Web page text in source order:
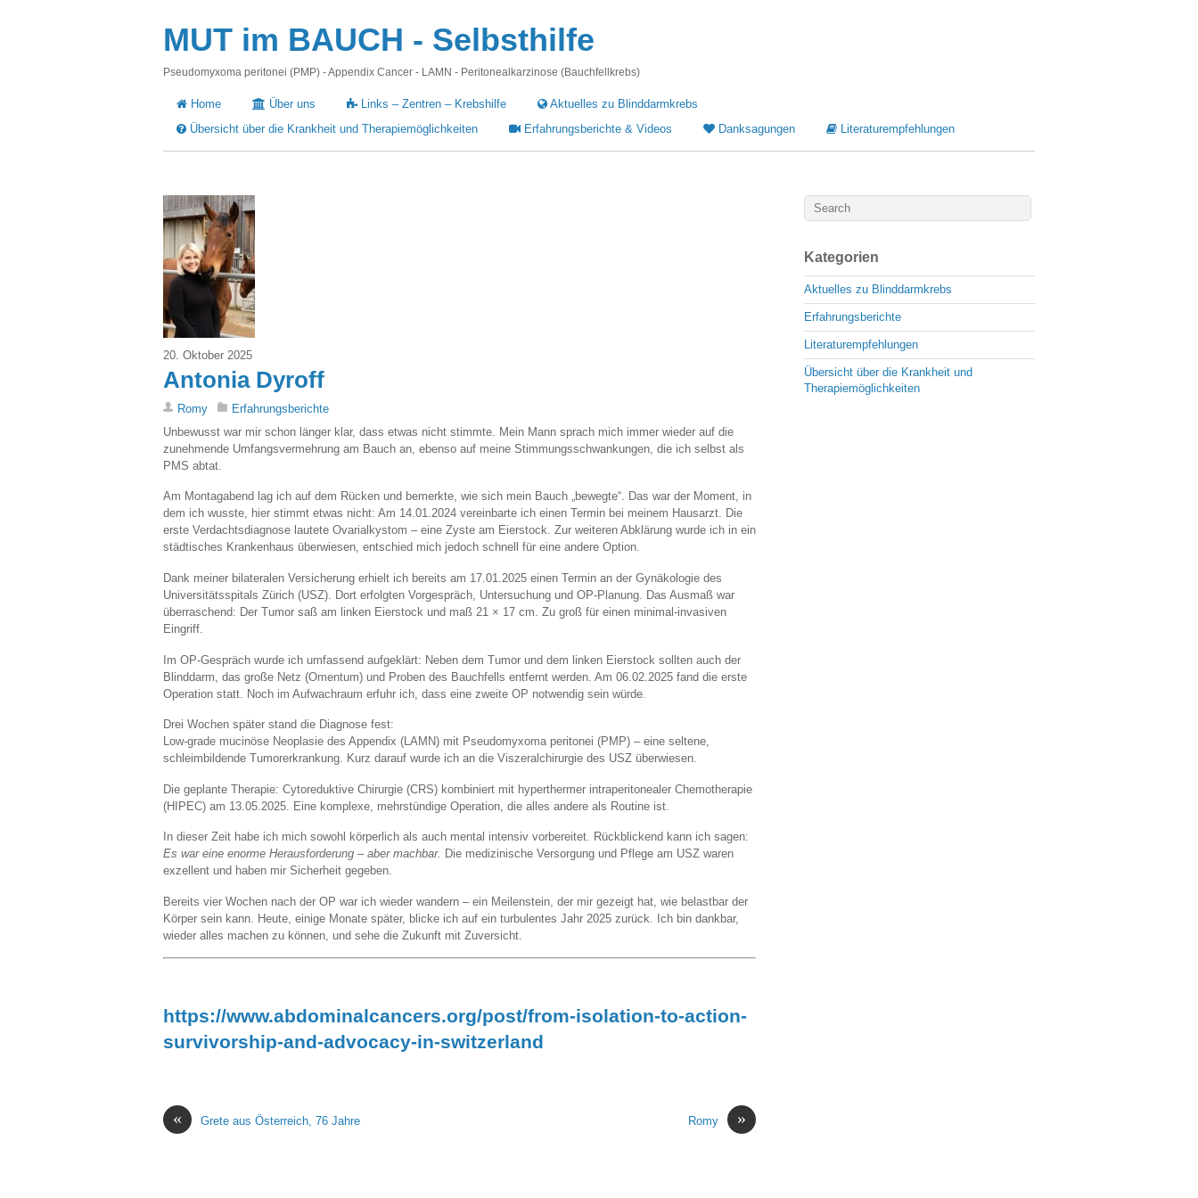
MUT im BAUCH - Selbsthilfe
Pseudomyxoma peritonei (PMP) - Appendix Cancer - LAMN - Peritonealkarzinose (Bauchfellkrebs)
Home Über uns Links – Zentren – Krebshilfe
Aktuelles zu Blinddarmkrebs
Übersicht über die Krankheit und Therapiemöglichkeiten
Erfahrungsberichte & Videos Danksagungen Literaturempfehlungen
20. Oktober 2025
Antonia Dyroff
Romy
Erfahrungsberichte
Unbewusst war mir schon länger klar, dass etwas nicht stimmte. Mein Mann sprach mich immer wieder auf die
zunehmende Umfangsvermehrung am Bauch an, ebenso auf meine Stimmungsschwankungen, die ich selbst als
PMS abtat.
Am Montagabend lag ich auf dem Rücken und bemerkte, wie sich mein Bauch „bewegte“. Das war der Moment, in
dem ich wusste, hier stimmt etwas nicht: Am 14.01.2024 vereinbarte ich einen Termin bei meinem Hausarzt. Die
erste Verdachtsdiagnose lautete Ovarialkystom – eine Zyste am Eierstock. Zur weiteren Abklärung wurde ich in ein
städtisches Krankenhaus überwiesen, entschied mich jedoch schnell für eine andere Option.
Dank meiner bilateralen Versicherung erhielt ich bereits am 17.01.2025 einen Termin an der Gynäkologie des
Universitätsspitals Zürich (USZ). Dort erfolgten Vorgespräch, Untersuchung und OP-Planung. Das Ausmaß war
überraschend: Der Tumor saß am linken Eierstock und maß 21 × 17 cm. Zu groß für einen minimal-invasiven
Eingriff.
Im OP-Gespräch wurde ich umfassend aufgeklärt: Neben dem Tumor und dem linken Eierstock sollten auch der
Blinddarm, das große Netz (Omentum) und Proben des Bauchfells entfernt werden. Am 06.02.2025 fand die erste
Operation statt. Noch im Aufwachraum erfuhr ich, dass eine zweite OP notwendig sein würde.
Drei Wochen später stand die Diagnose fest:
Low-grade mucinöse Neoplasie des Appendix (LAMN) mit Pseudomyxoma peritonei (PMP) – eine seltene,
schleimbildende Tumorerkrankung. Kurz darauf wurde ich an die Viszeralchirurgie des USZ überwiesen.
Die geplante Therapie: Cytoreduktive Chirurgie (CRS) kombiniert mit hyperthermer intraperitonealer Chemotherapie
(HIPEC) am 13.05.2025. Eine komplexe, mehrstündige Operation, die alles andere als Routine ist.
In dieser Zeit habe ich mich sowohl körperlich als auch mental intensiv vorbereitet. Rückblickend kann ich sagen:
Es war eine enorme Herausforderung – aber machbar. Die medizinische Versorgung und Pflege am USZ waren
exzellent und haben mir Sicherheit gegeben.
Bereits vier Wochen nach der OP war ich wieder wandern – ein Meilenstein, der mir gezeigt hat, wie belastbar der
Körper sein kann. Heute, einige Monate später, blicke ich auf ein turbulentes Jahr 2025 zurück. Ich bin dankbar,
wieder alles machen zu können, und sehe die Zukunft mit Zuversicht.
https://www.abdominalcancers.org/post/from-isolation-to-action-
survivorship-and-advocacy-in-switzerland
« Grete aus Österreich, 76 Jahre »
Romy
Kategorien
Aktuelles zu Blinddarmkrebs
Erfahrungsberichte
Literaturempfehlungen
Übersicht über die Krankheit und
Therapiemöglichkeiten